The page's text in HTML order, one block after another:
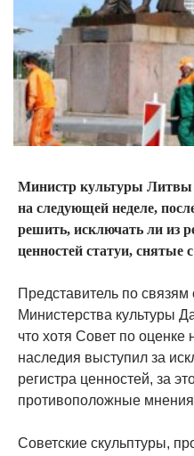
Министр культуры
на следующей неделе,
решить, исключать ли из
ценностей статуи, снятые
Представитель по
Министерства культуры
что хотя Совет по оценке
наследия выступил за
регистра ценностей, за
противоположные
Советские скульптуры,